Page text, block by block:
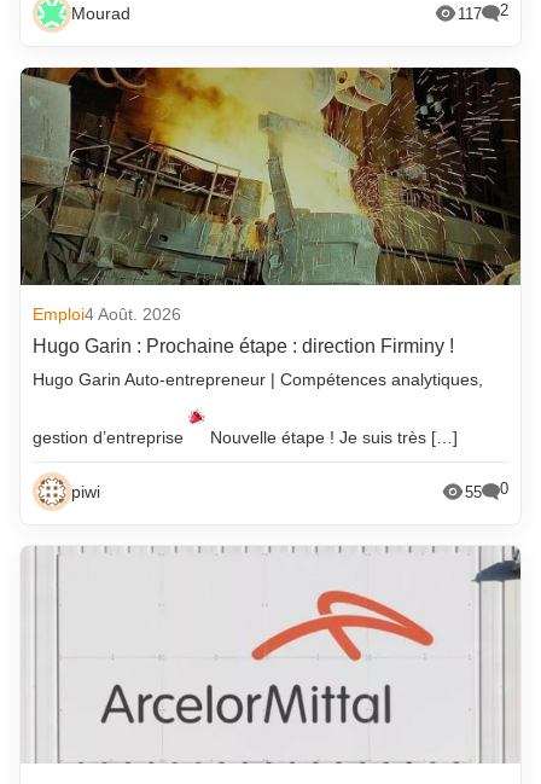
Mourad 117 2
Emploi4 Août. 2026
Hugo Garin : Prochaine étape : direction Firminy !
Hugo Garin Auto-entrepreneur | Compétences analytiques,
gestion d’entreprise Nouvelle étape ! Je suis très […]
piwi 55 0